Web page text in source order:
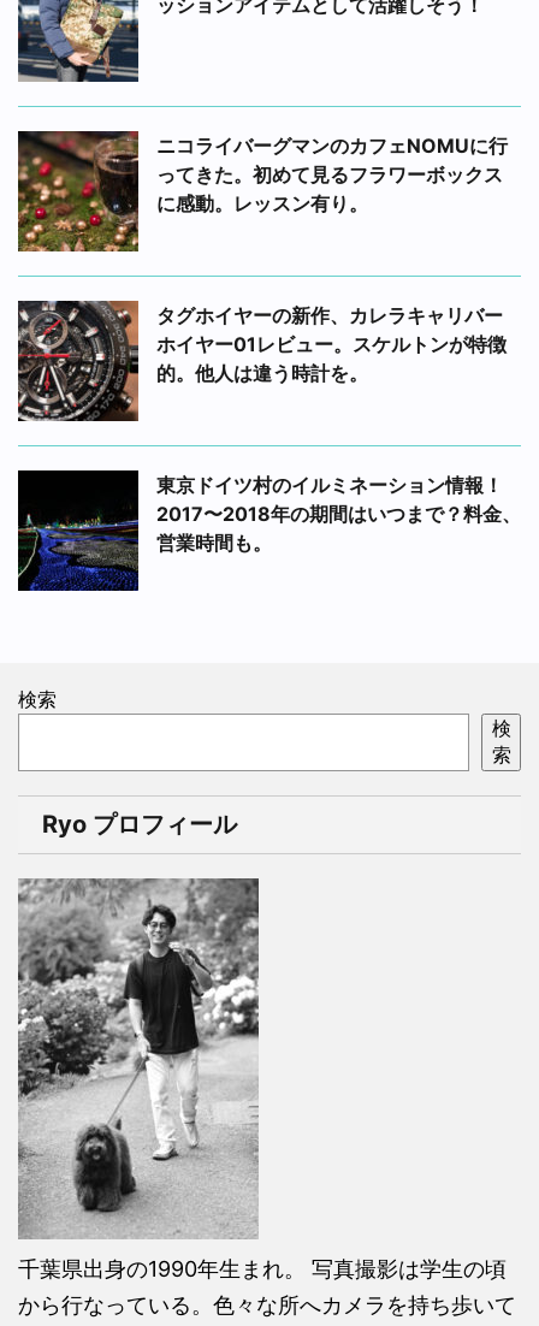
ニコライバーグマンのカフェNOMUに行
ってきた。初めて見るフラワーボックス
に感動。レッスン有り。
タグホイヤーの新作、カレラキャリバー
ホイヤー01レビュー。スケルトンが特徴
的。他人は違う時計を。
東京ドイツ村のイルミネーション情報！
2017〜2018年の期間はいつまで？料金、
営業時間も。
検索
検
索
Ryo プロフィール
千葉県出身の1990年生まれ。 写真撮影は学生の頃
から行なっている。色々な所へカメラを持ち歩いて